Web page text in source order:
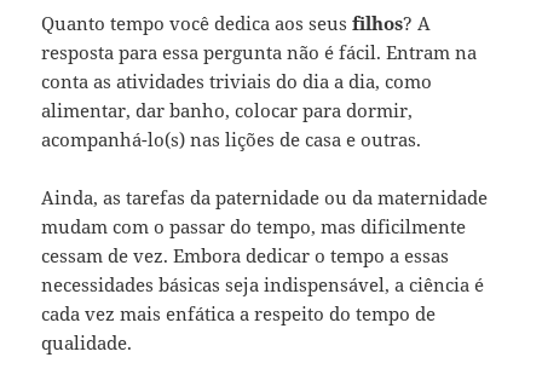
Quanto tempo você dedica aos seusfilhos? A
resposta para essa pergunta não é fácil. Entram na
conta as atividades triviais do dia a dia, como
alimentar, dar banho, colocar para dormir,
acompanhá-lo(s) nas lições de casa e outras.
Ainda, as tarefas da paternidade ou da maternidade
mudam com o passar do tempo, mas dificilmente
cessam de vez. Embora dedicar o tempo a essas
necessidades básicas seja indispensável, a ciência é
cada vez mais enfática a respeito do tempo de
qualidade.